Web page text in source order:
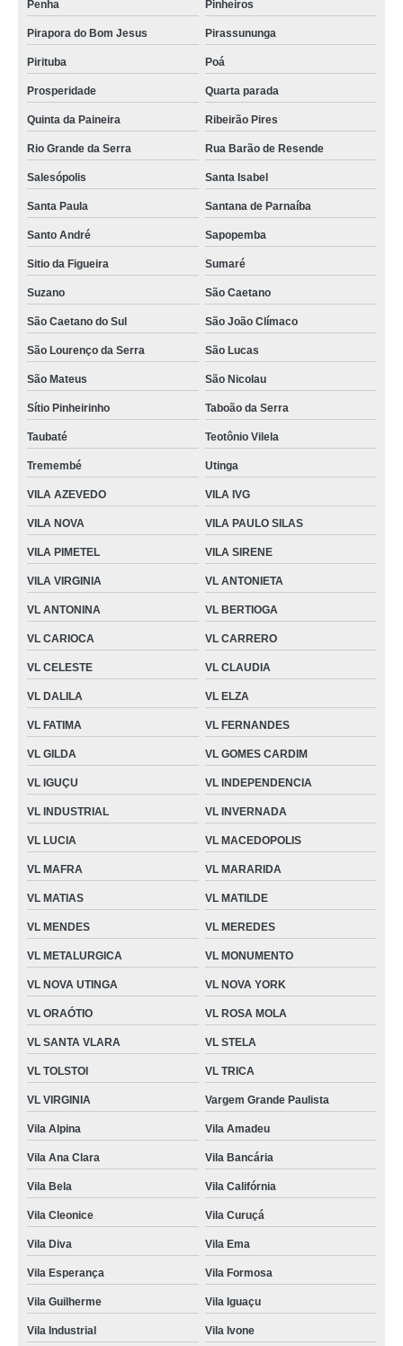
mini pasteurizador de suco orçamento Mogi Mirim
pasteurizador de suco de laranja orçamento Capelinha
pasteurizador para sucos cotar Embu Guaçú
distribuidor de máquina pasteurizador de sucos São Lourenço da Serra
pasteurizador para sucos cotar Rio Grande do Norte
distribuidor de pasteurizador de suco de laranja Conselheiro Lafaiete
pasteurizador tubular para sucos cotar Vila Maria
distribuidor de pasteurizador tubular para sucos Maringá
pasteurizador de sucos Vila dos Remédios
Penha Pinheiros
Pirapora do Bom Jesus Pirassununga
Pirituba Poá
Prosperidade Quarta parada
Quinta da Paineira Ribeirão Pires
Rio Grande da Serra Rua Barão de Resende
Salesópolis Santa Isabel
Santa Paula Santana de Parnaíba
Santo André Sapopemba
Sitio da Figueira Sumaré
Suzano São Caetano
São Caetano do Sul São João Clímaco
São Lourenço da Serra São Lucas
São Mateus São Nicolau
Sítio Pinheirinho Taboão da Serra
Taubaté Teotônio Vilela
Tremembé Utinga
VILA AZEVEDO VILA IVG
VILA NOVA VILA PAULO SILAS
VILA PIMETEL VILA SIRENE
VILA VIRGINIA VL ANTONIETA
VL ANTONINA VL BERTIOGA
VL CARIOCA VL CARRERO
VL CELESTE VL CLAUDIA
VL DALILA VL ELZA
VL FATIMA VL FERNANDES
VL GILDA VL GOMES CARDIM
VL IGUÇU VL INDEPENDENCIA
VL INDUSTRIAL VL INVERNADA
VL LUCIA VL MACEDOPOLIS
VL MAFRA VL MARARIDA
VL MATIAS VL MATILDE
VL MENDES VL MEREDES
VL METALURGICA VL MONUMENTO
VL NOVA UTINGA VL NOVA YORK
VL ORAÓTIO VL ROSA MOLA
VL SANTA VLARA VL STELA
VL TOLSTOI VL TRICA
VL VIRGINIA Vargem Grande Paulista
Vila Alpina Vila Amadeu
Vila Ana Clara Vila Bancária
Vila Bela Vila Califórnia
Vila Cleonice Vila Curuçá
Vila Diva Vila Ema
Vila Esperança Vila Formosa
Vila Guilherme Vila Iguaçu
Vila Industrial Vila Ivone